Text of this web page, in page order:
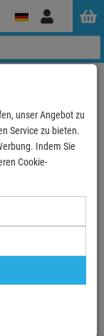
Anmelden
unser Angebot zu
Service zu bieten.
Indem Sie
Cookie-